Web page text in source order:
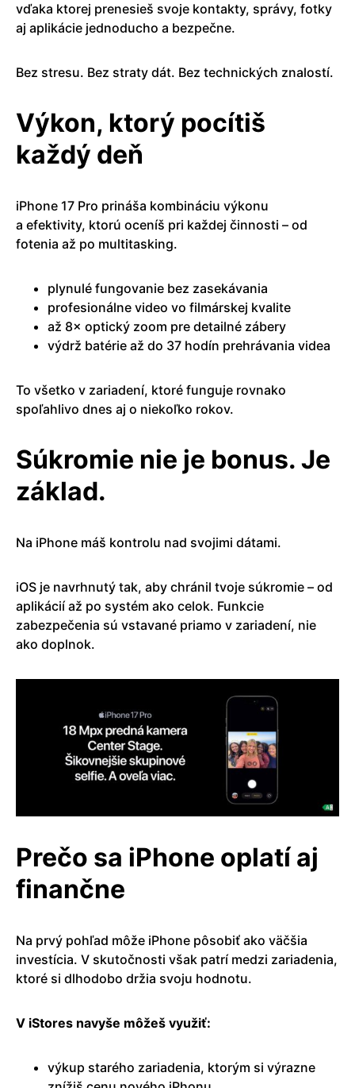
vďaka ktorej prenesieš svoje kontakty, správy, fotky
aj aplikácie jednoducho a bezpečne.
Bez stresu. Bez straty dát. Bez technických znalostí.
Výkon, ktorý pocítiš
každý deň
iPhone 17 Pro prináša kombináciu výkonu
a efektivity, ktorú oceníš pri každej činnosti – od
fotenia až po multitasking.
plynulé fungovanie bez zasekávania
profesionálne video vo filmárskej kvalite
až 8× optický zoom pre detailné zábery
výdrž batérie až do 37 hodín prehrávania videa
To všetko v zariadení, ktoré funguje rovnako
spoľahlivo dnes aj o niekoľko rokov.
Súkromie nie je bonus. Je
základ.
Na iPhone máš kontrolu nad svojimi dátami.
iOS je navrhnutý tak, aby chránil tvoje súkromie – od
aplikácií až po systém ako celok. Funkcie
zabezpečenia sú vstavané priamo v zariadení, nie
ako doplnok.
Prečo sa iPhone oplatí aj
finančne
Na prvý pohľad môže iPhone pôsobiť ako väčšia
investícia. V skutočnosti však patrí medzi zariadenia,
ktoré si dlhodobo držia svoju hodnotu.
V iStores navyše môžeš využiť:
výkup starého zariadenia, ktorým si výrazne